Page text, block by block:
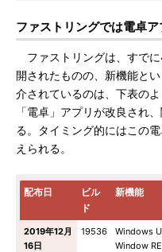
ファストリングでは電卓
ファストリングは、すで
開されたものの、新機能と
介されているのは、下表の
「電卓」アプリが改良され
る。タイミング的にはこの
えられる。
配布日
ビル
ド
新機能
2019年12月
16日
19536
Windows
Window